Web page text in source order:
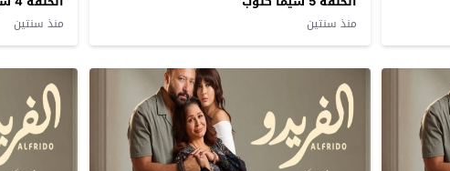
منذ سنتين منذ سنتين